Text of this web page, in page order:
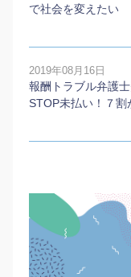
で社会を変えたい
2019年08月16日
報酬トラブル弁護
STOP未払い！７割